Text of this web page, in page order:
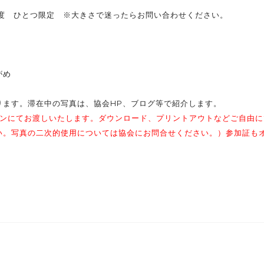
ひとつ限定 ※大きさで迷ったらお問い合わせください。
。滞在中の写真は、協会HP、ブログ等で紹介します。
てお渡しいたします。ダウンロード、プリントアウトなどご自由
写真の二次的使用については協会にお問合せください。）参加証も